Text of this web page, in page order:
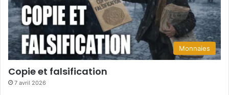
Monnaies
Copie et falsification
7 avril 2026